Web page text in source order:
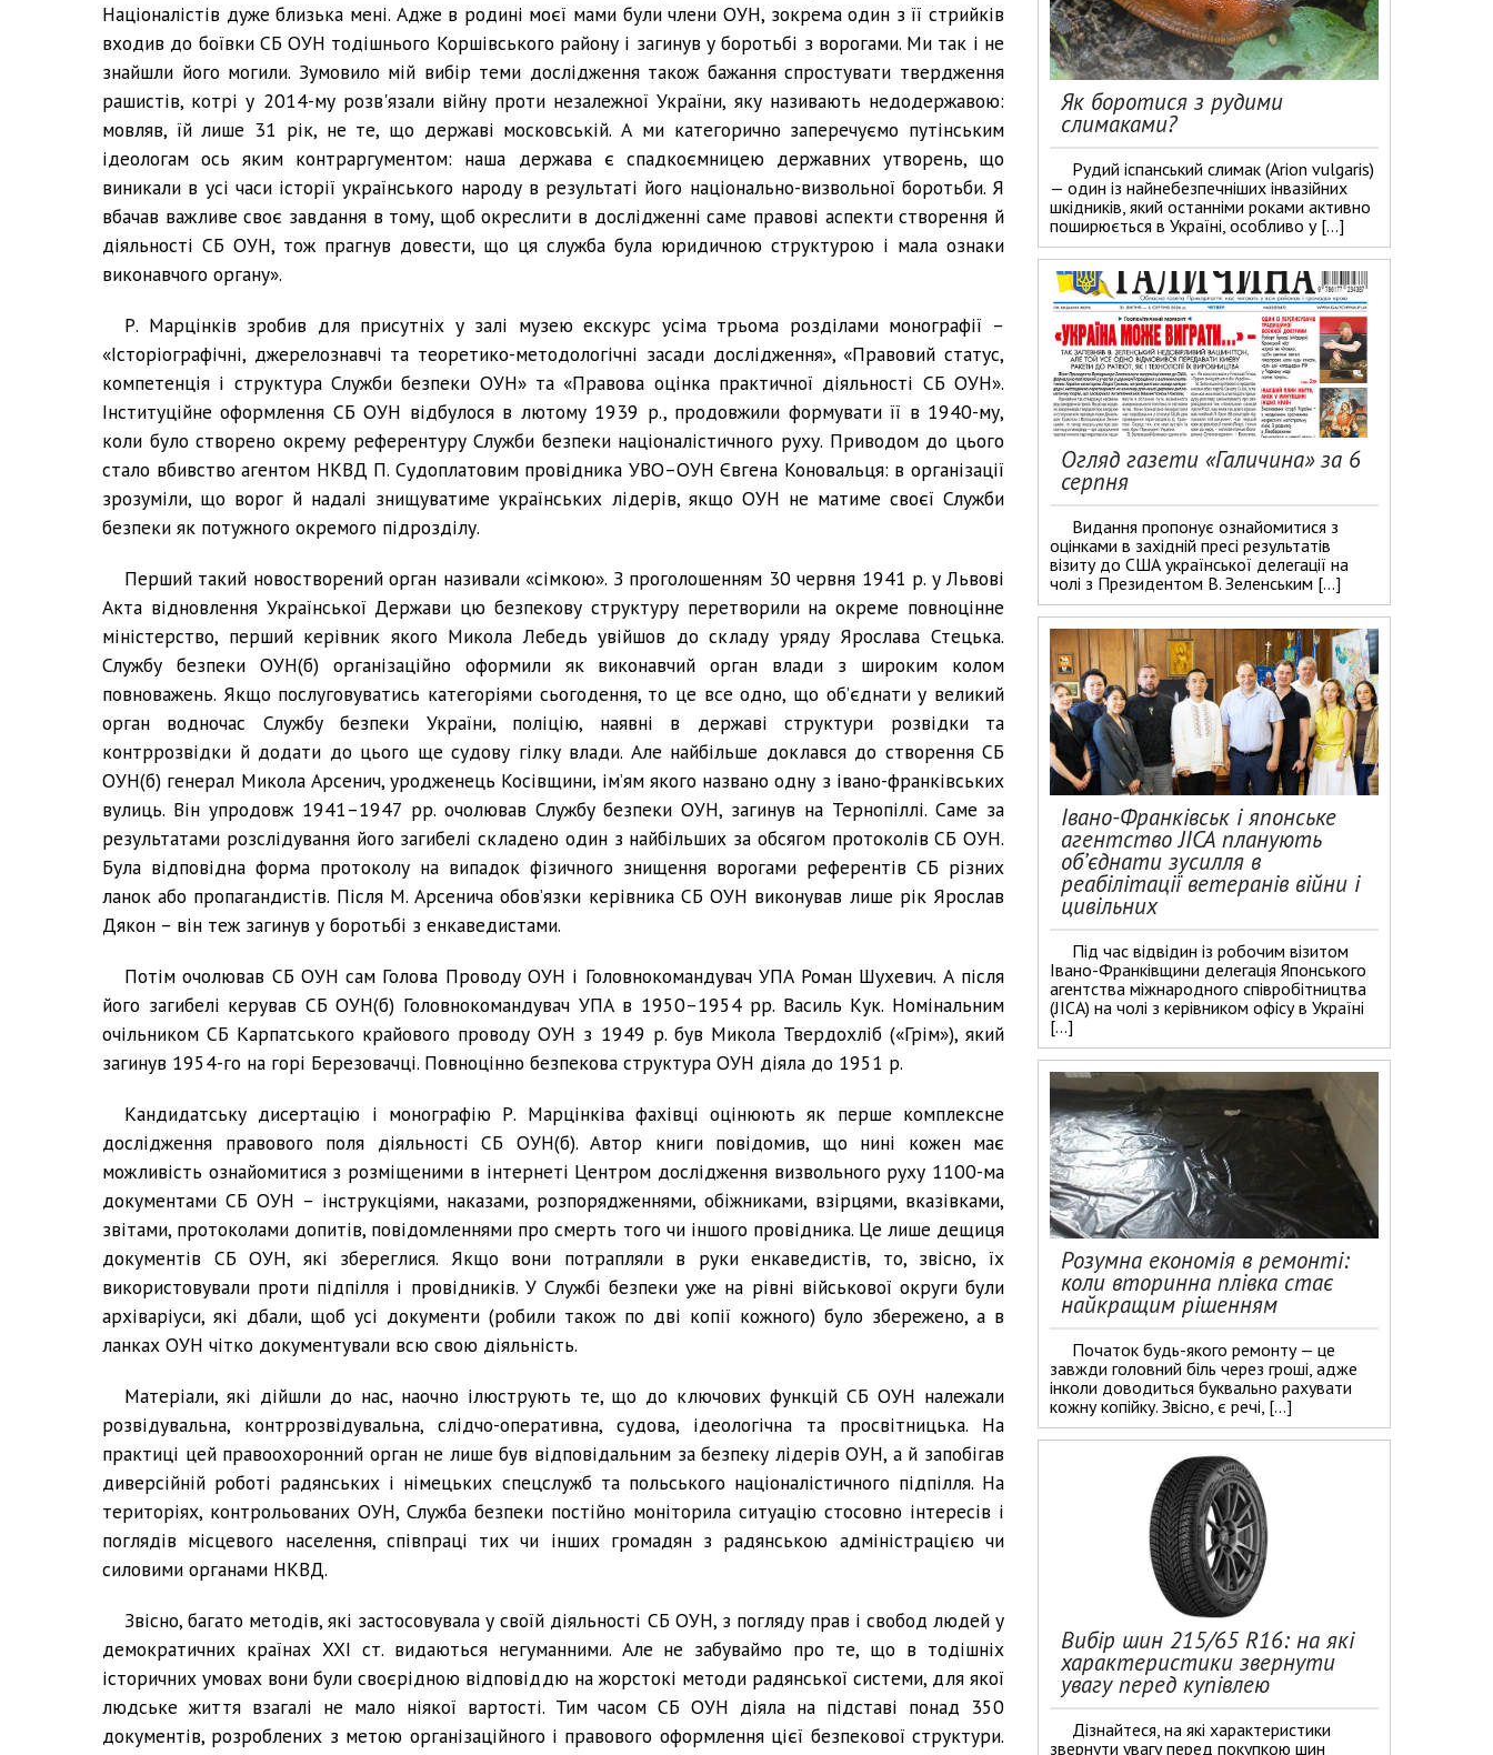
Націоналістів дуже близька мені. Адже в родині моєї мами були члени ОУН, зокрема один з її стрийків
входив до боївки СБ ОУН тодішнього Коршівського району і загинув у боротьбі з ворогами. Ми так і не
знайшли його могили. Зумовило мій вибір теми дослідження також бажання спростувати твердження
рашистів, котрі у 2014-му розв'язали війну проти незалежної України, яку називають недодержавою:
мовляв, їй лише 31 рік, не те, що державі московській. А ми категорично заперечуємо путінським
ідеологам ось яким контраргументом: наша держава є спадкоємницею державних утворень, що
виникали в усі часи історії українського народу в результаті його національно-визвольної боротьби. Я
вбачав важливе своє завдання в тому, щоб окреслити в дослідженні саме правові аспекти створення й
діяльності СБ ОУН, тож прагнув довести, що ця служба була юридичною структурою і мала ознаки
виконавчого органу».
Р. Марцінків зробив для присутніх у залі музею екскурс усіма трьома розділами монографії –
«Історіографічні, джерелознавчі та теоретико-методологічні засади дослідження», «Правовий статус,
компетенція і структура Служби безпеки ОУН» та «Правова оцінка практичної діяльності СБ ОУН».
Інституційне оформлення СБ ОУН відбулося в лютому 1939 р., продовжили формувати її в 1940-му,
коли було створено окрему референтуру Служби безпеки націоналістичного руху. Приводом до цього
стало вбивство агентом НКВД П. Судоплатовим провідника УВО–ОУН Євгена Коновальця: в організації
зрозуміли, що ворог й надалі знищуватиме українських лідерів, якщо ОУН не матиме своєї Служби
безпеки як потужного окремого підрозділу.
Перший такий новостворений орган називали «сімкою». З проголошенням 30 червня 1941 р. у Львові
Акта відновлення Української Держави цю безпекову структуру перетворили на окреме повноцінне
міністерство, перший керівник якого Микола Лебедь увійшов до складу уряду Ярослава Стецька.
Службу безпеки ОУН(б) організаційно оформили як виконавчий орган влади з широким колом
повноважень. Якщо послуговуватись категоріями сьогодення, то це все одно, що об’єднати у великий
орган водночас Службу безпеки України, поліцію, наявні в державі структури розвідки та
контррозвідки й додати до цього ще судову гілку влади. Але найбільше доклався до створення СБ
ОУН(б) генерал Микола Арсенич, уродженець Косівщини, ім’ям якого названо одну з івано-франківських
вулиць. Він упродовж 1941–1947 рр. очолював Службу безпеки ОУН, загинув на Тернопіллі. Саме за
результатами розслідування його загибелі складено один з найбільших за обсягом протоколів СБ ОУН.
Була відповідна форма протоколу на випадок фізичного знищення ворогами референтів СБ різних
ланок або пропагандистів. Після М. Арсенича обов’язки керівника СБ ОУН виконував лише рік Ярослав
Дякон – він теж загинув у боротьбі з енкаведистами.
Потім очолював СБ ОУН сам Голова Проводу ОУН і Головнокомандувач УПА Роман Шухевич. А після
його загибелі керував СБ ОУН(б) Головнокомандувач УПА в 1950–1954 рр. Василь Кук. Номінальним
очільником СБ Карпатського крайового проводу ОУН з 1949 р. був Микола Твердохліб («Грім»), який
загинув 1954-го на горі Березовачці. Повноцінно безпекова структура ОУН діяла до 1951 р.
Кандидатську дисертацію і монографію Р. Марцінківа фахівці оцінюють як перше комплексне
дослідження правового поля діяльності СБ ОУН(б). Автор книги повідомив, що нині кожен має
можливість ознайомитися з розміщеними в інтернеті Центром дослідження визвольного руху 1100-ма
документами СБ ОУН – інструкціями, наказами, розпорядженнями, обіжниками, взірцями, вказівками,
звітами, протоколами допитів, повідомленнями про смерть того чи іншого провідника. Це лише дещиця
документів СБ ОУН, які збереглися. Якщо вони потрапляли в руки енкаведистів, то, звісно, їх
використовували проти підпілля і провідників. У Службі безпеки уже на рівні військової округи були
архіваріуси, які дбали, щоб усі документи (робили також по дві копії кожного) було збережено, а в
ланках ОУН чітко документували всю свою діяльність.
Матеріали, які дійшли до нас, наочно ілюструють те, що до ключових функцій СБ ОУН належали
розвідувальна, контррозвідувальна, слідчо-оперативна, судова, ідеологічна та просвітницька. На
практиці цей правоохоронний орган не лише був відповідальним за безпеку лідерів ОУН, а й запобігав
диверсійній роботі радянських і німецьких спецслужб та польського націоналістичного підпілля. На
територіях, контрольованих ОУН, Служба безпеки постійно моніторила ситуацію стосовно інтересів і
поглядів місцевого населення, співпраці тих чи інших громадян з радянською адміністрацією чи
силовими органами НКВД.
Звісно, багато методів, які застосовувала у своїй діяльності СБ ОУН, з погляду прав і свобод людей у
демократичних країнах XXI ст. видаються негуманними. Але не забуваймо про те, що в тодішніх
історичних умовах вони були своєрідною відповіддю на жорстокі методи радянської системи, для якої
людське життя взагалі не мало ніякої вартості. Тим часом СБ ОУН діяла на підставі понад 350
документів, розроблених з метою організаційного і правового оформлення цієї безпекової структури.
Як боротися з рудими
слимаками?
Рудий іспанський слимак (Arion vulgaris)
— один із найнебезпечніших інвазійних
шкідників, який останніми роками активно
поширюється в Україні, особливо у […]
Огляд газети «Галичина» за 6
серпня
Видання пропонує ознайомитися з
оцінками в західній пресі результатів
візиту до США української делегації на
чолі з Президентом В. Зеленським […]
Івано-Франківськ і японське
агентство JICA планують
об’єднати зусилля в
реабілітації ветеранів війни і
цивільних
Під час відвідин із робочим візитом
Івано-Франківщини делегація Японського
агентства міжнародного співробітництва
(JICA) на чолі з керівником офісу в Україні
[…]
Розумна економія в ремонті:
коли вторинна плівка стає
найкращим рішенням
Початок будь-якого ремонту — це
завжди головний біль через гроші, адже
інколи доводиться буквально рахувати
кожну копійку. Звісно, є речі, […]
Вибір шин 215/65 R16: на які
характеристики звернути
увагу перед купівлею
Дізнайтеся, на які характеристики
звернути увагу перед покупкою шин